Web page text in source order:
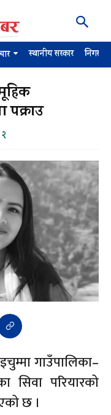
स्थानीय सरकार
पक्राउ
गाउँपालिका–
सिवा परियारको
छ ।